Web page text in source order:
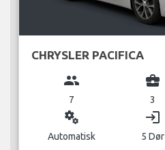
CHRYSLER PACIFICA
group
7
business_center
3
miscellaneous_services
Automatisk
login
5 Dør